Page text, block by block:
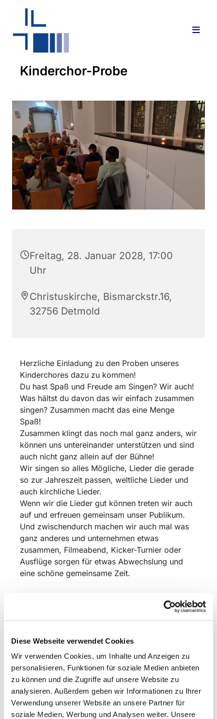
Diese Webseite verwendet Cookies
Wir verwenden Cookies, um Inhalte und Anzeigen zu
personalisieren, Funktionen für soziale Medien anbieten
zu können und die Zugriffe auf unsere Website zu
analysieren. Außerdem geben wir Informationen zu Ihrer
Verwendung unserer Website an unsere Partner für
soziale Medien, Werbung und Analysen weiter. Unsere
Kinderchor-Probe
Freitag, 28. Januar 2028, 17:00
Uhr
Christuskirche, Bismarckstr.16,
32756 Detmold
Herzliche Einladung zu den Proben unseres
Kinderchores dazu zu kommen!
Du hast Spaß und Freude am Singen? Wir auch!
Was hältst du davon das wir einfach zusammen
singen? Zusammen macht das eine Menge
Spaß!
Zusammen klingt das noch mal ganz anders, wir
können uns untereinander unterstützen und sind
auch nicht ganz allein auf der Bühne!
Wir singen so alles Mögliche, Lieder die gerade
so zur Jahreszeit passen, weltliche Lieder und
auch kirchliche Lieder.
Wenn wir die Lieder gut können treten wir auch
auf und erfreuen gemeinsam unser Publikum.
Und zwischendurch machen wir auch mal was
ganz anderes und unternehmen etwas
zusammen, Filmeabend, Kicker-Turnier oder
Ausflüge sorgen für etwas Abwechslung und
eine schöne gemeinsame Zeit.
in der Christuskirche Bismarkstraße. 16 in
Detmold.
Wenn du Fragen oder Anregungen hast, hat ein
offenes Ohr für dich:
Mario Planken Mail: mario.planken@gmx.de